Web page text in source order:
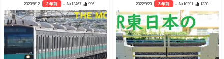
2023/8/12 2 年前 - №12467 996 2022/9/23 3 年前 - №10291 1330